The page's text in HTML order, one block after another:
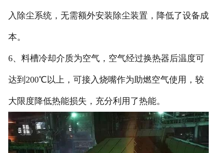
入除尘系统，无需额外安装除尘装置，降低了设备成
本。
6、料槽冷却介质为空气，空气经过换热器后温度可
达到200℃以上，可接入烧嘴作为助燃空气使用，较
大限度降低热能损失，充分利用了热能。